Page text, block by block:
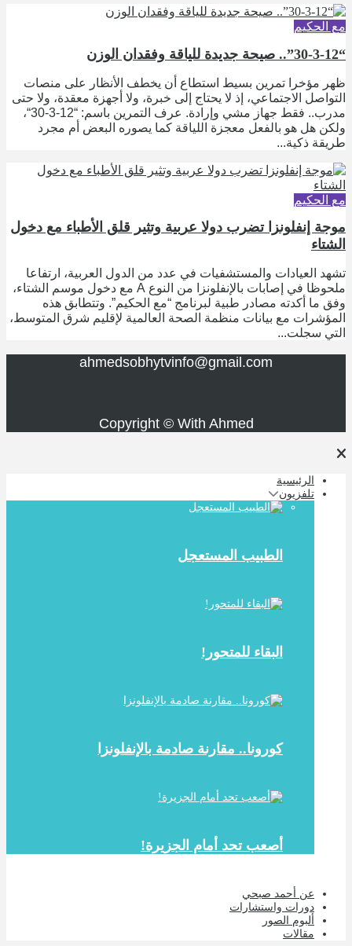
مع الحكيم
“30-3-12”.. صيحة جديدة للياقة وفقدان الوزن
ظهر مؤخرا تمرين بسيط استطاع أن يخطف الأنظار على منصات
التواصل الاجتماعي، إذ لا يحتاج إلى خبرة، ولا أجهزة معقدة، ولا حتى
مدرب.. فقط جهاز مشي وإرادة. عرف التمرين باسم: “12-3-30“،
ولكن هل هو بالفعل معجزة اللياقة كما يصوره البعض أم مجرد
طريقة ذكية...
مع الحكيم
موجة إنفلونزا تضرب دولا عربية وتثير قلق الأطباء مع دخول
الشتاء
تشهد العيادات والمستشفيات في عدد من الدول العربية، ارتفاعا
ملحوظا في إصابات بالإنفلونزا من النوع A مع دخول موسم الشتاء،
وفق ما أكدته مصادر طبية لبرنامج “مع الحكيم”. وتتطابق هذه
المؤشرات مع بيانات منظمة الصحة العالمية لإقليم شرق المتوسط،
التي سجلت...
ahmedsobhytvinfo@gmail.com
Copyright © With Ahmed
الرئيسية
تلفزيون
الطبيب المستعجل
البقاء للمتحور!
كورونا.. مقارنة صادمة بالإنفلونزا
أصعب تحد أمام الجزيرة!
عن أحمد صبحي
دورات واستشارات
ألبوم الصور
مقالات